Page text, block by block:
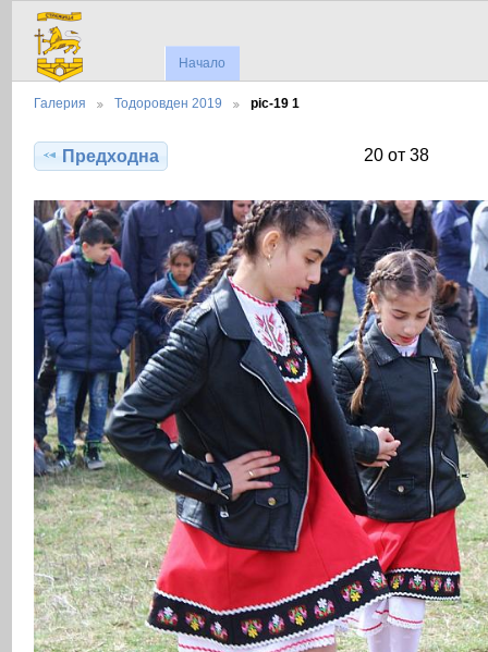
Начало
Галерия Тодоровден 2019 pic-19 1
Предходна 20 от 38